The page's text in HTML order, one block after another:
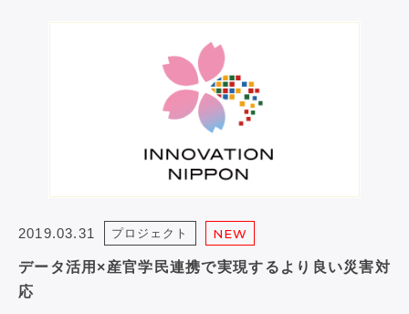
2019.03.31 プロジェクト NEW
データ活用×産官学民連携で実現するより良い災害対
応